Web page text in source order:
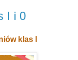
I i 0
klas I